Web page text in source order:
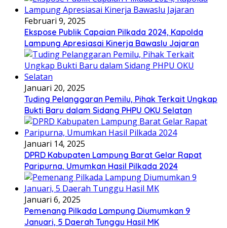
Februari 9, 2025
Ekspose Publik Capaian Pilkada 2024, Kapolda
Lampung Apresiasai Kinerja Bawaslu Jajaran
Januari 20, 2025
Tuding Pelanggaran Pemilu, Pihak Terkait Ungkap
Bukti Baru dalam Sidang PHPU OKU Selatan
Januari 14, 2025
DPRD Kabupaten Lampung Barat Gelar Rapat
Paripurna, Umumkan Hasil Pilkada 2024
Januari 6, 2025
Pemenang Pilkada Lampung Diumumkan 9
Januari, 5 Daerah Tunggu Hasil MK